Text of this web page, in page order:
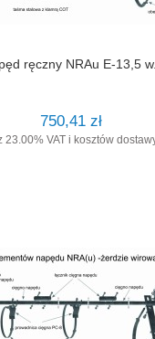
ręczny NRAu E-13,5
750,41 zł
23.00% VAT i kosztów